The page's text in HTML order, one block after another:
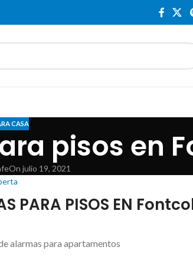
CASA
pisos en
On julio 19, 2021
PARA PISOS EN
alarmas para apartamentos